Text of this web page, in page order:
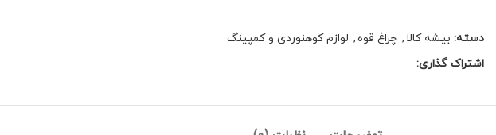
دسته: بیشه کالا , چراغ قوه, لوازم کوهنوردی و کمپینگ
اشتراک گذاری: